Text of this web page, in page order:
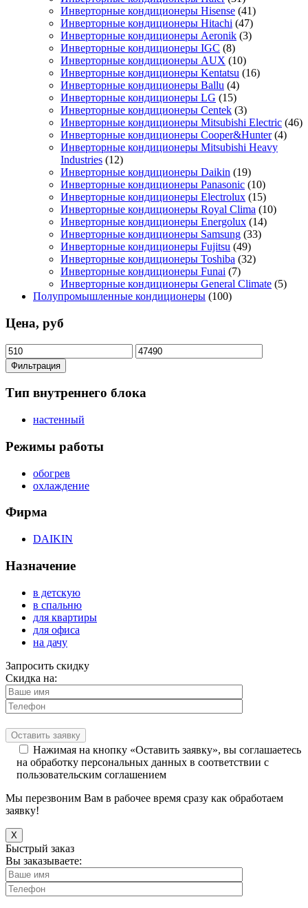
Инверторные кондиционеры Hisense (41)
Инверторные кондиционеры Hitachi (47)
Инверторные кондиционеры Aeronik (3)
Инверторные кондиционеры IGC (8)
Инверторные кондиционеры AUX (10)
Инверторные кондиционеры Kentatsu (16)
Инверторные кондиционеры Ballu (4)
Инверторные кондиционеры LG (15)
Инверторные кондиционеры Centek (3)
Инверторные кондиционеры Mitsubishi Electric (46)
Инверторные кондиционеры Cooper&Hunter (4)
Инверторные кондиционеры Mitsubishi Heavy
Industries (12)
Инверторные кондиционеры Daikin (19)
Инверторные кондиционеры Panasonic (10)
Инверторные кондиционеры Electrolux (15)
Инверторные кондиционеры Royal Clima (10)
Инверторные кондиционеры Energolux (14)
Инверторные кондиционеры Samsung (33)
Инверторные кондиционеры Fujitsu (49)
Инверторные кондиционеры Toshiba (32)
Инверторные кондиционеры Funai (7)
Инверторные кондиционеры General Climate (5)
Полупромышленные кондиционеры (100)
Цена, руб
Минимальная
цена
Максимальная
цена
Фильтрация
Тип внутреннего блока
настенный
Режимы работы
обогрев
охлаждение
Фирма
DAIKIN
Назначение
в детскую
в спальню
для квартиры
для офиса
на дачу
Запросить скидку
Скидка на:
Нажимая на кнопку «Оставить заявку», вы соглашаетесь
на обработку персональных данных в соответствии с
пользовательским соглашением
Мы перезвоним Вам в рабочее время сразу как обработаем
заявку!
X
Быстрый заказ
Вы заказываете: